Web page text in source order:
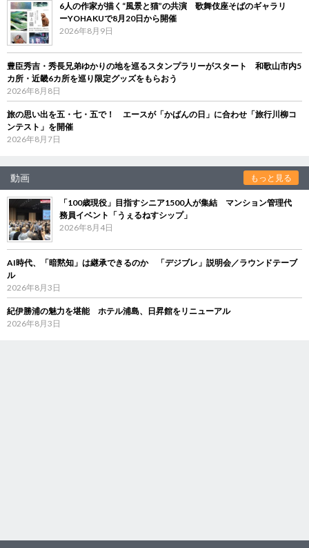
6人の作家が描く“風景と猫”の共演 歌舞伎座そばのギャラリ
ーYOHAKUで8月20日から開催
2026年8月9日
豊臣秀吉・秀長兄弟ゆかりの地を巡るスタンプラリーがスタート 和歌山市内5
カ所・近畿6カ所を巡り限定グッズをもらおう
2026年8月8日
旅の思い出を五・七・五で！ エースが「かばんの日」に合わせ「旅行川柳コ
ンテスト」を開催
2026年8月7日
動画 もっと見る
「100歳現役」目指すシニア1500人が集結 マンション管理代
務員イベント「うぇるねすシップ」
2026年8月4日
AI時代、「暗黙知」は継承できるのか 「デジブレ」説明会／ラウンドテーブ
ル
2026年8月3日
紀伊勝浦の魅力を堪能 ホテル浦島、日昇館をリニューアル
2026年8月3日